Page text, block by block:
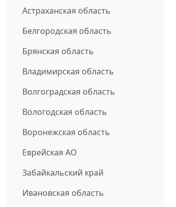
Астраханская область
Белгородская область
Брянская область
Владимирская область
Волгоградская область
Вологодская область
Воронежская область
Еврейская АО
Забайкальский край
Ивановская область